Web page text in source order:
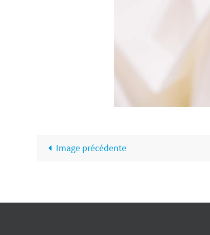
Image précédente